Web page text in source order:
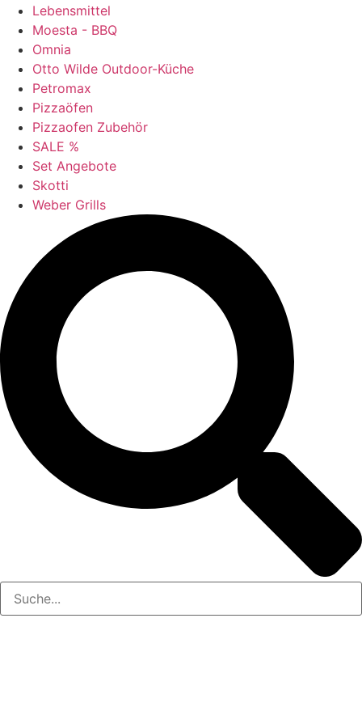
Lebensmittel
Moesta - BBQ
Omnia
Otto Wilde Outdoor-Küche
Petromax
Pizzaöfen
Pizzaofen Zubehör
SALE %
Set Angebote
Skotti
Weber Grills